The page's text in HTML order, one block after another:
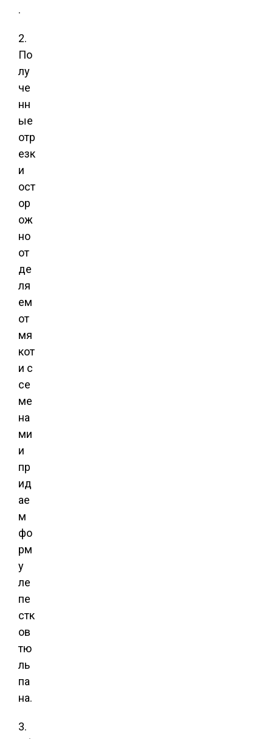
.
2.
По
лу
че
нн
ые
отр
езк
и
ост
ор
ож
но
от
де
ля
ем
от
мя
кот
и с
се
ме
на
ми
и
пр
ид
ае
м
фо
рм
у
ле
пе
стк
ов
тю
ль
па
на.
3.